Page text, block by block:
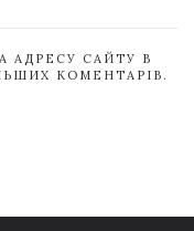
АДРЕСУ САЙТУ В
КОМЕНТАРІВ.